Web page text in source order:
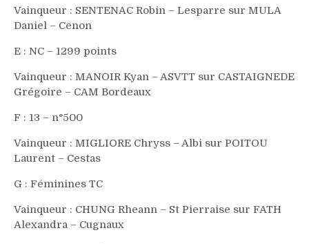
Vainqueur : SENTENAC Robin – Lesparre sur MULA
Daniel – Cenon
E : NC – 1299 points
Vainqueur : MANOIR Kyan – ASVTT sur CASTAIGNEDE
Grégoire – CAM Bordeaux
F : 13 – n°500
Vainqueur : MIGLIORE Chryss – Albi sur POITOU
Laurent – Cestas
G : Féminines TC
Vainqueur : CHUNG Rheann – St Pierraise sur FATH
Alexandra – Cugnaux